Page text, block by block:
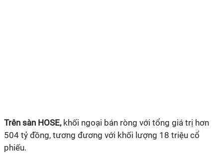
Trên sàn HOSE,khối ngoại bán ròng với tổng giá trị hơn
504 tỷ đồng, tương đương với khối lượng 18 triệu cổ
phiếu.